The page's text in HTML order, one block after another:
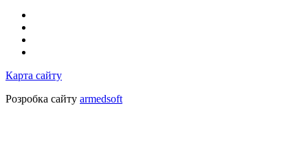
Карта сайту
Розробка сайту armedsoft